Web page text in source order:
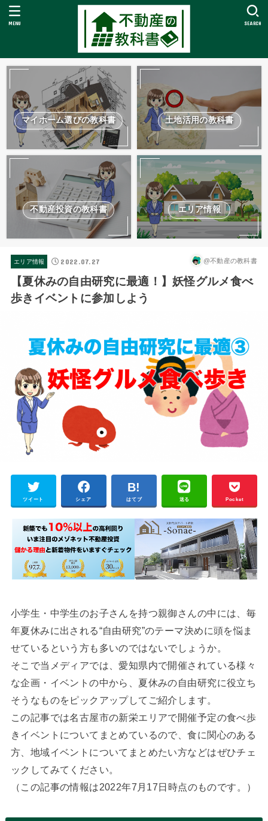
SEARCH
MENU
マイホーム選びの教科書 土地活用の教科書
不動産投資の教科書 エリア情報
エリア情報 2022.07.27 @不動産の教科書
【夏休みの自由研究に最適！】妖怪グルメ食べ
歩きイベントに参加しよう
ツイート シェア はてブ 送る Pocket
小学生・中学生のお子さんを持つ親御さんの中には、毎
年夏休みに出される“自由研究”のテーマ決めに頭を悩ま
せているという方も多いのではないでしょうか。
そこで当メディアでは、愛知県内で開催されている様々
な企画・イベントの中から、夏休みの自由研究に役立ち
そうなものをピックアップしてご紹介します。
この記事では名古屋市の新栄エリアで開催予定の食べ歩
きイベントについてまとめているので、食に関心のある
方、地域イベントについてまとめたい方などはぜひチェ
ックしてみてください。
（この記事の情報は2022年7月17日時点のものです。）